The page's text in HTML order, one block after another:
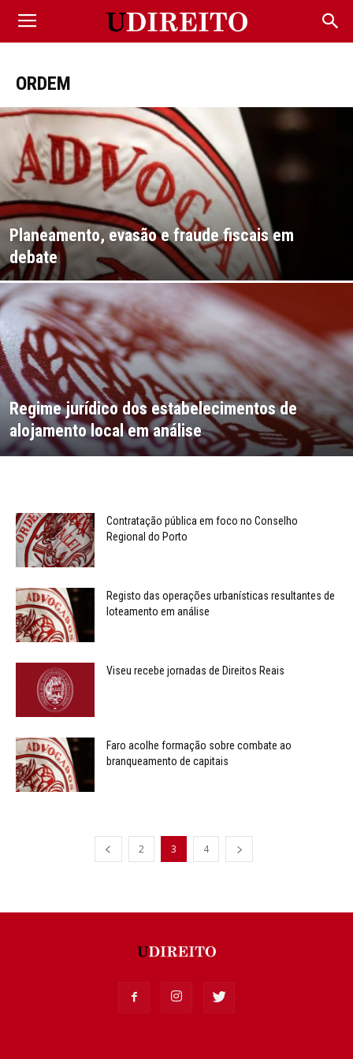
ORDEM
Planeamento, evasão e fraude fiscais em
debate
Regime jurídico dos estabelecimentos de
alojamento local em análise
Contratação pública em foco no Conselho
Regional do Porto
Registo das operações urbanísticas resultantes de
loteamento em análise
Viseu recebe jornadas de Direitos Reais
Faro acolhe formação sobre combate ao
branqueamento de capitais
2 3 4